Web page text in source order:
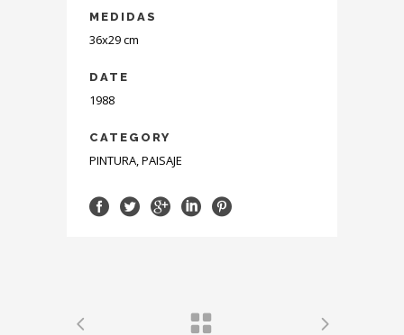
MEDIDAS
36x29 cm
DATE
1988
CATEGORY
PINTURA, PAISAJE